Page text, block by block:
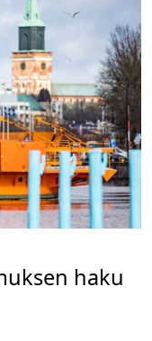
haku